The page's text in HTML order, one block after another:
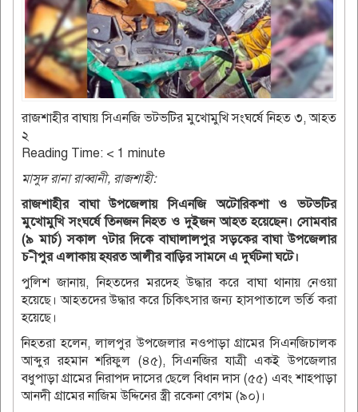
রাজশাহীর বাঘায় সিএনজি ভটভটির মুখোমুখি সংঘর্ষে নিহত ৩, আহত
২
Reading Time: < 1 minute
মাসুদ রানা রাব্বানী, রাজশাহী:
রাজশাহীর বাঘা উপজেলায় সিএনজি অটোরিকশা ও ভটভটির
মুখোমুখি সংঘর্ষে তিনজন নিহত ও দুইজন আহত হয়েছেন। সোমবার
(৯ মার্চ) সকাল ৭টার দিকে বাঘালালপুর সড়কের বাঘা উপজেলার
চ-ীপুর এলাকায় হযরত আলীর বাড়ির সামনে এ দুর্ঘটনা ঘটে।
পুলিশ জানায়, নিহতদের মরদেহ উদ্ধার করে বাঘা থানায় নেওয়া
হয়েছে। আহতদের উদ্ধার করে চিকিৎসার জন্য হাসপাতালে ভর্তি করা
হয়েছে।
নিহতরা হলেন, লালপুর উপজেলার নওপাড়া গ্রামের সিএনজিচালক
আব্দুর রহমান শরিফুল (৪৫), সিএনজির যাত্রী একই উপজেলার
বধুপাড়া গ্রামের নিরাপদ দাসের ছেলে বিধান দাস (৫৫) এবং শাহপাড়া
আনদী গ্রামের নাজিম উদ্দিনের স্ত্রী রকেনা বেগম (৯০)।